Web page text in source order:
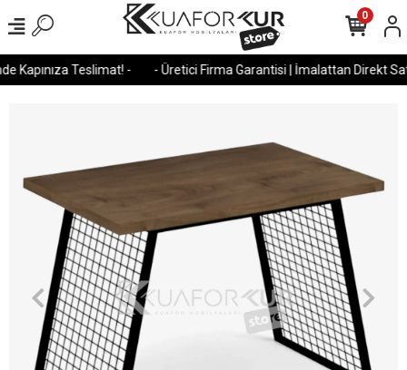
Kapınıza Teslimat! - - Üretici Firma Garantisi | İmalattan Direkt
0